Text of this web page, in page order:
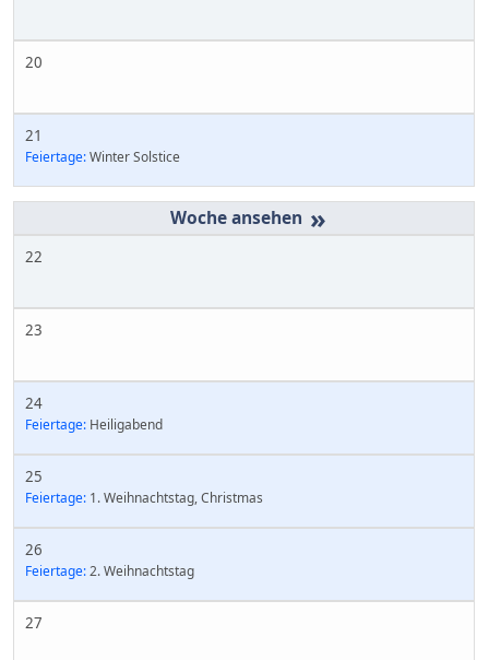
20
21
Feiertage:Winter Solstice
»
22
23
24
Feiertage: Heiligabend
25
Feiertage: 1. Weihnachtstag, Christmas
26
Feiertage:2. Weihnachtstag
27